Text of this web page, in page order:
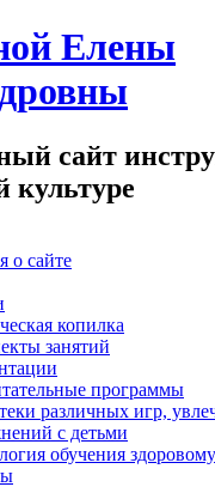
Елены
сайт
культуре
о сайте
копилка
занятий
программы
различных игр,
с детьми
обучения